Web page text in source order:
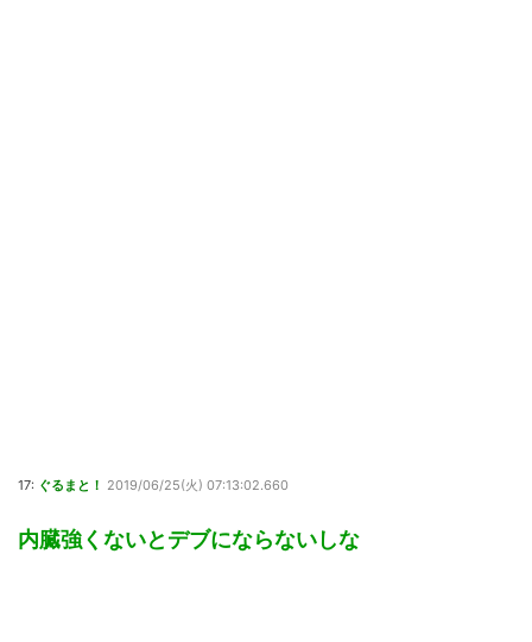
17: ぐるまと！ 2019/06/25(火) 07:13:02.660
内臓強くないとデブにならないしな